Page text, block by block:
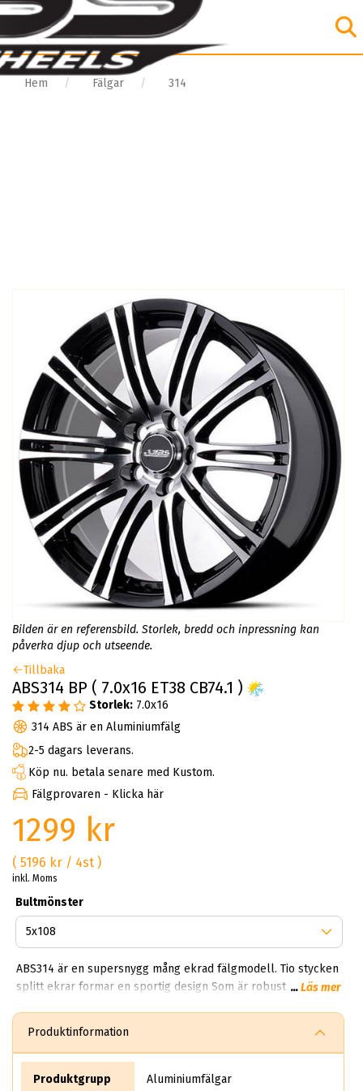
Hem Fälgar 314
Bilden är en referensbild. Storlek, bredd och inpressning kan
påverka djup och utseende.
Tillbaka
ABS314 BP ( 7.0x16 ET38 CB74.1 )
Storlek: 7.0x16
314 ABS är en Aluminiumfälg
2-5 dagars leverans.
Köp nu. betala senare med Kustom.
Fälgprovaren - Klicka här
1299 kr
( 5196 kr / 4st )
inkl. Moms
Bultmönster
ABS314 är en supersnygg mång ekrad fälgmodell. Tio stycken
splitt ekrar formar en sportig design Som är robust och
utmärkt. Denna snygga fälg är mycket populär och gör sig
bäst på Volvo,Saab,BMW och Audi. Prova gärna ABS314 på just
din bil, ladda ner ABS Wheels Appen i iTunes så kan du prova
...Läs mer
Produktinformation
Produktgrupp Aluminiumfälgar